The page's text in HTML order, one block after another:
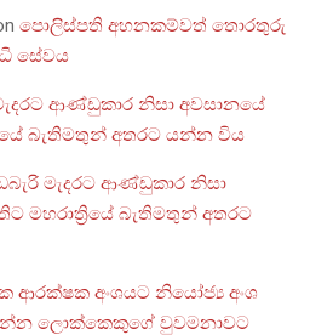
පොලිස්පති අහනකම්වත් තොරතුරු
සේවය
ආණ්ඩුකාර නිසා අවසානයේ
බැතිමතුන් අතරට යන්න විය
මැදරට ආණ්ඩුකාර නිසා
මහරාත්‍රියේ බැතිමතුන් අතරට
ආරක්ෂක අංශයට නියෝජ්‍ය අංශ
ගන්න ලොක්කෙකුගේ වුවමනාවට